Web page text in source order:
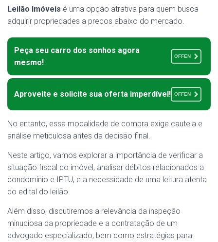
O
Leilão Imóveis é uma opção atrativa para quem busca
adquirir propriedades a preços abaixo do mercado.
Peça seu carro dos sonhos agora
mesmo!
OFFEN
Aproveite e solicite sua oferta imperdível! OFFEN
No entanto, essa modalidade de compra exige cautela e
análise meticulosa antes da decisão final.
Neste artigo, vamos explorar a importância de verificar a
situação fiscal do imóvel, analisar débitos relacionados a
condomínio e IPTU, e a necessidade de uma leitura atenta
do edital do leilão.
Além disso, discutiremos a relevância da inspeção
minuciosa da propriedade e a contratação de um
advogado especializado, bem como estratégias para